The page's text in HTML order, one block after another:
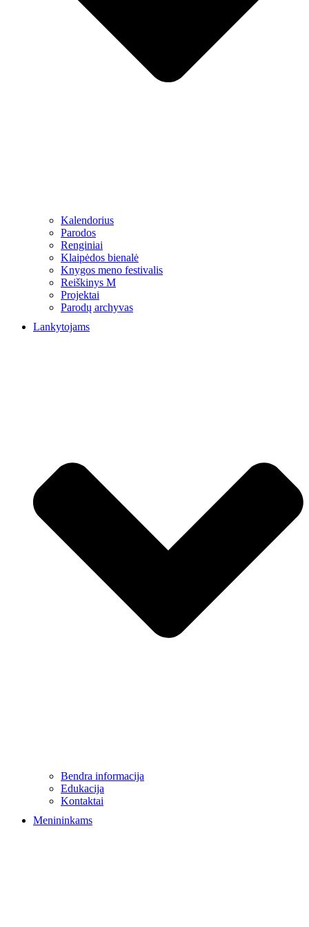
Kalendorius
Parodos
Renginiai
Klaipėdos bienalė
Knygos meno festivalis
Reiškinys M
Projektai
Parodų archyvas
Lankytojams
Bendra informacija
Edukacija
Kontaktai
Menininkams